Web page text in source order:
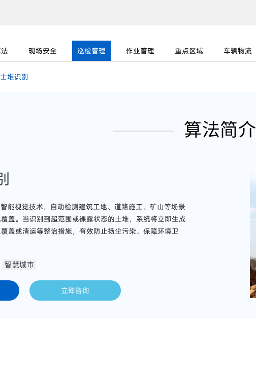
现场安全 巡检管理 作业管理 重点区域 车辆物流
堆识别
算法简介
能视觉技术，自动检测建筑工地、道路施工、矿山等场景
盖。当识别到超范围或裸露状态的土堆，系统将立即生成
盖或清运等整治措施，有效防止扬尘污染、保障环境卫
智慧城市
立即咨询